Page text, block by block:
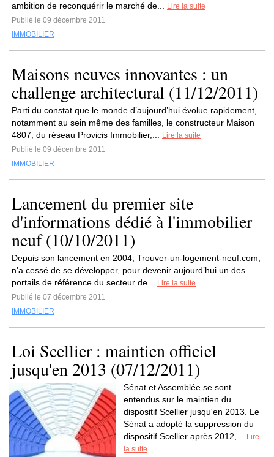
ambition de reconquérir le marché de...
Lire la suite
Publié le 09 décembre 2011
IMMOBILIER
Maisons neuves innovantes : un
challenge architectural (11/12/2011)
Parti du constat que le monde d’aujourd’hui évolue rapidement,
notamment au sein même des familles, le constructeur Maison
4807, du réseau Provicis Immobilier,...
Lire la suite
Publié le 09 décembre 2011
IMMOBILIER
Lancement du premier site
d'informations dédié à l'immobilier
neuf (10/10/2011)
Depuis son lancement en 2004, Trouver-un-logement-neuf.com,
n'a cessé de se développer, pour devenir aujourd’hui un des
portails de référence du secteur de...
Lire la suite
Publié le 07 décembre 2011
IMMOBILIER
Loi Scellier : maintien officiel
jusqu'en 2013 (07/12/2011)
Sénat et Assemblée se sont
entendus sur le maintien du
dispositif Scellier jusqu'en 2013. Le
Sénat a adopté la suppression du
dispositif Scellier après 2012,...
Lire
la suite